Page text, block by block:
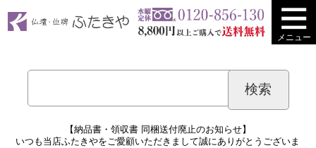
メニュー
【納品書・領収書 同梱送付廃止のお知らせ】
いつも当店ふたきやをご愛顧いただきまして誠にありがとうございま